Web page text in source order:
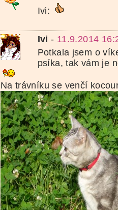
Ivi:
Ivi - 11.9.2014
Potkala jsem o
psíka, tak vám je
Na trávníku se venčí